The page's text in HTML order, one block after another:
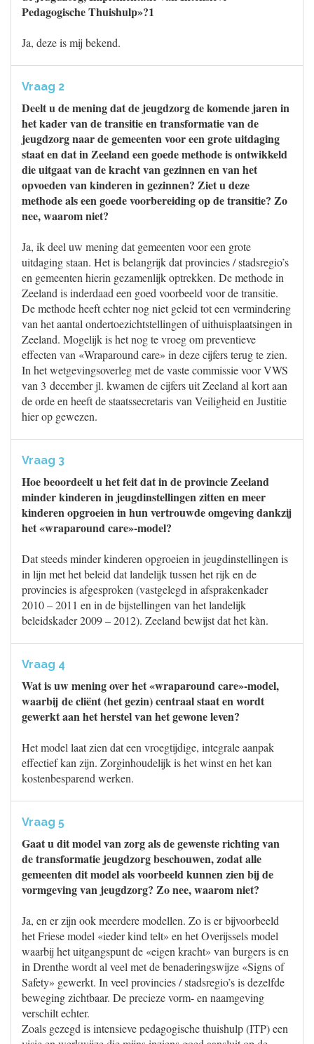
Pedagogische Thuishulp»?1
Ja, deze is mij bekend.
Vraag 2
Deelt u de mening dat de jeugdzorg de komende jaren in
het kader van de transitie en transformatie van de
jeugdzorg naar de gemeenten voor een grote uitdaging
staat en dat in Zeeland een goede methode is ontwikkeld
die uitgaat van de kracht van gezinnen en van het
opvoeden van kinderen in gezinnen? Ziet u deze
methode als een goede voorbereiding op de transitie? Zo
nee, waarom niet?
Ja, ik deel uw mening dat gemeenten voor een grote
uitdaging staan. Het is belangrijk dat provincies / stadsregio’s
en gemeenten hierin gezamenlijk optrekken. De methode in
Zeeland is inderdaad een goed voorbeeld voor de transitie.
De methode heeft echter nog niet geleid tot een vermindering
van het aantal ondertoezichtstellingen of uithuisplaatsingen in
Zeeland. Mogelijk is het nog te vroeg om preventieve
effecten van «Wraparound care» in deze cijfers terug te zien.
In het wetgevingsoverleg met de vaste commissie voor VWS
van 3 december jl. kwamen de cijfers uit Zeeland al kort aan
de orde en heeft de staatssecretaris van Veiligheid en Justitie
hier op gewezen.
Vraag 3
Hoe beoordeelt u het feit dat in de provincie Zeeland
minder kinderen in jeugdinstellingen zitten en meer
kinderen opgroeien in hun vertrouwde omgeving dankzij
het «wraparound care»-model?
Dat steeds minder kinderen opgroeien in jeugdinstellingen is
in lijn met het beleid dat landelijk tussen het rijk en de
provincies is afgesproken (vastgelegd in afsprakenkader
2010 – 2011 en in de bijstellingen van het landelijk
beleidskader 2009 – 2012). Zeeland bewijst dat het kàn.
Vraag 4
Wat is uw mening over het «wraparound care»-model,
waarbij de cliënt (het gezin) centraal staat en wordt
gewerkt aan het herstel van het gewone leven?
Het model laat zien dat een vroegtijdige, integrale aanpak
effectief kan zijn. Zorginhoudelijk is het winst en het kan
kostenbesparend werken.
Vraag 5
Gaat u dit model van zorg als de gewenste richting van
de transformatie jeugdzorg beschouwen, zodat alle
gemeenten dit model als voorbeeld kunnen zien bij de
vormgeving van jeugdzorg? Zo nee, waarom niet?
Ja, en er zijn ook meerdere modellen. Zo is er bijvoorbeeld
het Friese model «ieder kind telt» en het Overijssels model
waarbij het uitgangspunt de «eigen kracht» van burgers is en
in Drenthe wordt al veel met de benaderingswijze «Signs of
Safety» gewerkt. In veel provincies / stadsregio’s is dezelfde
beweging zichtbaar. De precieze vorm- en naamgeving
verschilt echter.
Zoals gezegd is intensieve pedagogische thuishulp (ITP) een